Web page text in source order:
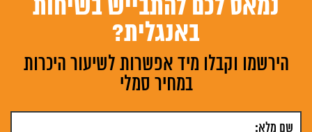
נמאס לכם להתבייש בשיחות
באנגלית?
הירשמו וקבלו מיד אפשרות לשיעור היכרות
במחיר סמלי